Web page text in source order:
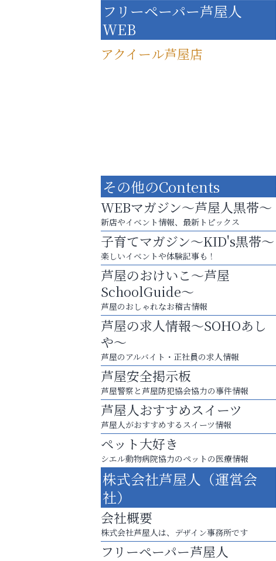
フリーペーパー芦屋人
WEB
アクイール芦屋店
洋服お売りください！ 買取サービスは
出張・宅配・持ち込みすべて無料！
アテイン音楽教室
あなたらしく奏でる、音楽の時間
芦屋人~あしやびと~
その他のContents
WEBマガジン～芦屋人黒帯～
新店やイベント情報、最新トピックス
子育てマガジン～KID's黒帯～
楽しいイベントや体験記事も！
芦屋のおけいこ～芦屋
SchoolGuide～
芦屋のおしゃれなお稽古情報
芦屋の求人情報～SOHOあし
や～
芦屋のアルバイト・正社員の求人情報
芦屋安全掲示板
芦屋警察と芦屋防犯協会協力の事件情報
芦屋人おすすめスイーツ
芦屋人がおすすめするスイーツ情報
ペット大好き
シエル動物病院協力のペットの医療情報
株式会社芦屋人（運営会
社）
会社概要
株式会社芦屋人は、デザイン事務所です
フリーペーパー芦屋人